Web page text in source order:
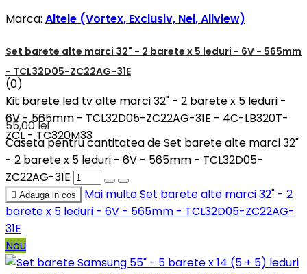
Marca: Altele (Vortex, Exclusiv, Nei, Allview)
Set barete alte marci 32" - 2 barete x 5 leduri - 6V - 565mm
- TCL32D05-ZC22AG-31E
(0)
Kit barete led tv alte marci 32" - 2 barete x 5 leduri -
6V - 565mm - TCL32D05-ZC22AG-31E - 4C-LB320T-
ZCL - TC320M33
55,00 lei
Caseta pentru cantitatea de Set barete alte marci 32"
- 2 barete x 5 leduri - 6V - 565mm - TCL32D05-
ZC22AG-31E
 Adauga in cos Mai multeSet barete alte marci 32" - 2
barete x 5 leduri - 6V - 565mm - TCL32D05-ZC22AG-
31E
Nou